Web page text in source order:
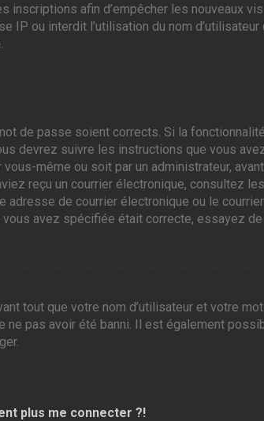
inscriptions afin d’empêcher les nouveaux
IP ou interdit l’utilisation du nom
de passe soient corrects. Si la
devrez suivre les instructions que vous
même ou soit par un administrateur,
reçu un courrier électronique, consultez
de courrier électronique ou le
avez spécifiée était correcte, essayez
tout que votre nom d’utilisateur et votre
pas avoir été banni. Il est également
plus me connecter ?!